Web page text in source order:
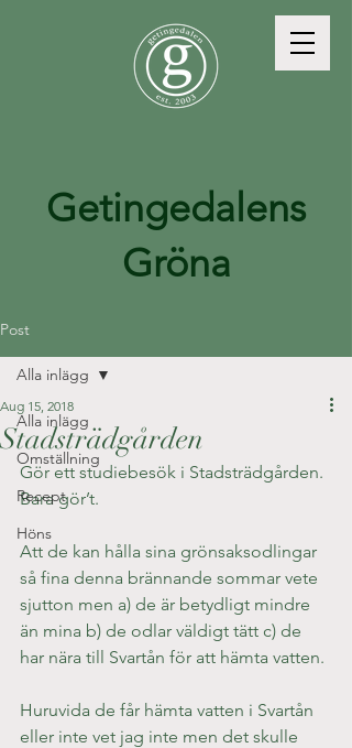
Getingedalens
Gröna
Post
Alla inlägg
Omställning
Recept
Höns
Alla inlägg
Stadsträdgården
Aug 15, 2018
Gör ett studiebesök i Stadsträdgården.
Bara gör’t.
Att de kan hålla sina grönsaksodlingar
så fina denna brännande sommar vete
sjutton men a) de är betydligt mindre
än mina b) de odlar väldigt tätt c) de
har nära till Svartån för att hämta vatten.
Huruvida de får hämta vatten i Svartån
eller inte vet jag inte men det skulle